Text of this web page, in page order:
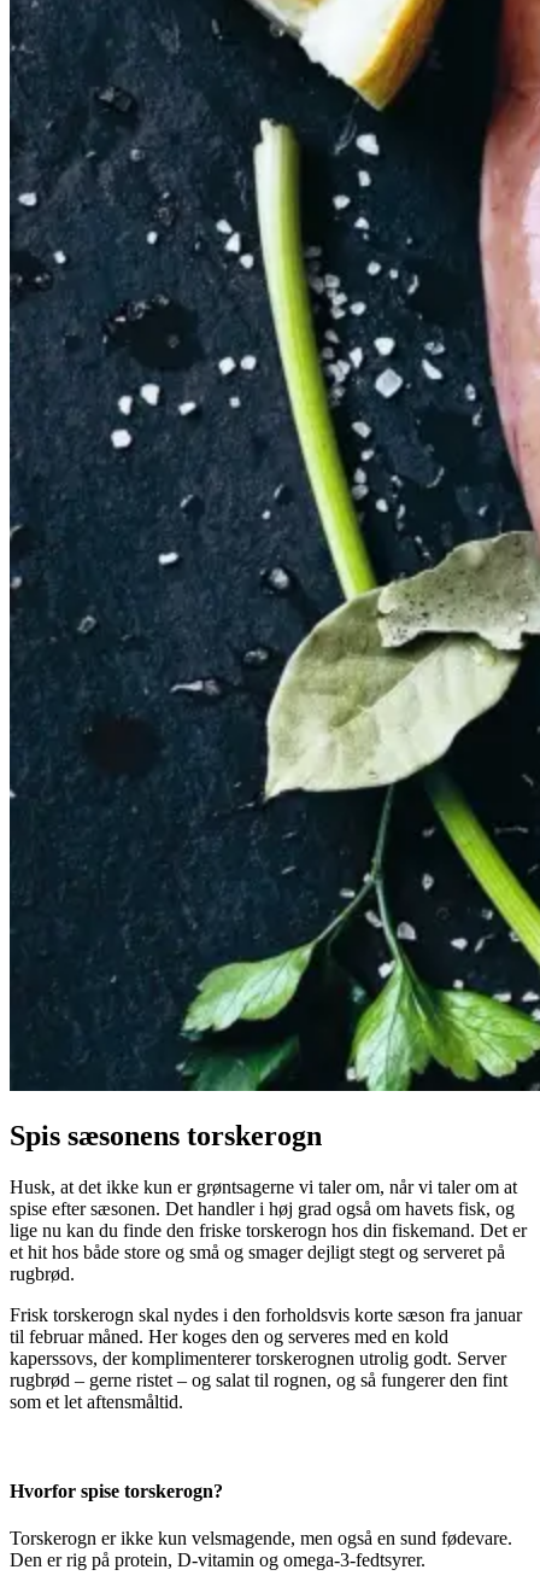
Spis sæsonens torskerogn
Husk, at det ikke kun er grøntsagerne vi taler om, når vi taler om at
spise efter sæsonen. Det handler i høj grad også om havets fisk, og
lige nu kan du finde den friske torskerogn hos din fiskemand. Det er
et hit hos både store og små og smager dejligt stegt og serveret på
rugbrød.
Frisk torskerogn skal nydes i den forholdsvis korte sæson fra januar
til februar måned. Her koges den og serveres med en kold
kaperssovs, der komplimenterer torskerognen utrolig godt. Server
rugbrød – gerne ristet – og salat til rognen, og så fungerer den fint
som et let aftensmåltid.
Hvorfor spise torskerogn?
Torskerogn er ikke kun velsmagende, men også en sund fødevare.
Den er rig på protein, D-vitamin og omega-3-fedtsyrer.